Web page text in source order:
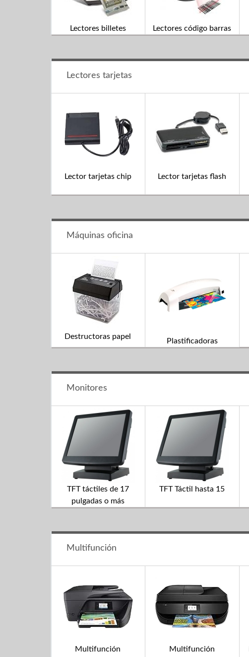
Lectores billetes Lectores código barras
Lectores tarjetas
Lector tarjetas chip Lector tarjetas flash
Máquinas oficina
Destructoras papel
Plastificadoras
Monitores
TFT táctiles de 17
pulgadas o más
TFT Táctil hasta 15
Multifunción
Multifunción
Multifunción